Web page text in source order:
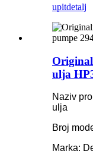
upitdetalj
ulja
Naziv
ulja
Broj
Marka: